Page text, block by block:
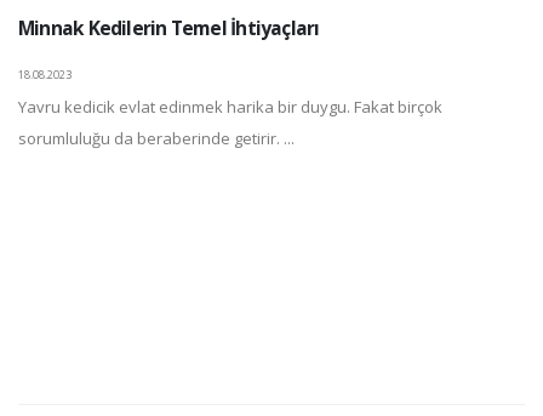
Minnak Kedilerin Temel İhtiyaçları
18.08.2023
Yavru kedicik evlat edinmek harika bir duygu. Fakat birçok
sorumluluğu da beraberinde getirir. ...